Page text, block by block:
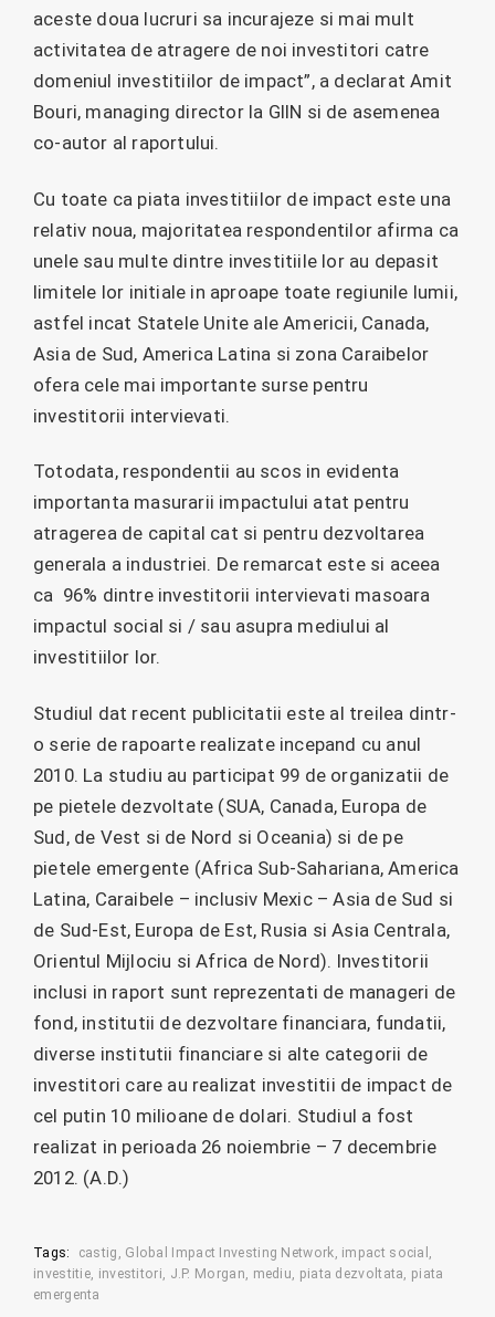
aceste doua lucruri sa incurajeze si mai mult
activitatea de atragere de noi investitori catre
domeniul investitiilor de impact”, a declarat Amit
Bouri, managing director la GIIN si de asemenea
co-autor al raportului.
Cu toate ca piata investitiilor de impact este una
relativ noua, majoritatea respondentilor afirma ca
unele sau multe dintre investitiile lor au depasit
limitele lor initiale in aproape toate regiunile lumii,
astfel incat Statele Unite ale Americii, Canada,
Asia de Sud, America Latina si zona Caraibelor
ofera cele mai importante surse pentru
investitorii intervievati.
Totodata, respondentii au scos in evidenta
importanta masurarii impactului atat pentru
atragerea de capital cat si pentru dezvoltarea
generala a industriei. De remarcat este si aceea
ca 96% dintre investitorii intervievati masoara
impactul social si / sau asupra mediului al
investitiilor lor.
Studiul dat recent publicitatii este al treilea dintr-
o serie de rapoarte realizate incepand cu anul
2010. La studiu au participat 99 de organizatii de
pe pietele dezvoltate (SUA, Canada, Europa de
Sud, de Vest si de Nord si Oceania) si de pe
pietele emergente (Africa Sub-Sahariana, America
Latina, Caraibele – inclusiv Mexic – Asia de Sud si
de Sud-Est, Europa de Est, Rusia si Asia Centrala,
Orientul Mijlociu si Africa de Nord). Investitorii
inclusi in raport sunt reprezentati de manageri de
fond, institutii de dezvoltare financiara, fundatii,
diverse institutii financiare si alte categorii de
investitori care au realizat investitii de impact de
cel putin 10 milioane de dolari. Studiul a fost
realizat in perioada 26 noiembrie – 7 decembrie
2012. (A.D.)
Tags: castig Global Impact Investing Network impact social
investitie investitori J.P. Morgan mediu piata dezvoltata
piata
emergenta